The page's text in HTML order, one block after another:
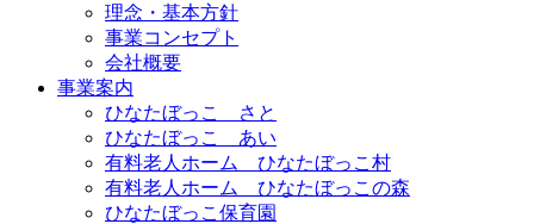
理念・基本方針
事業コンセプト
会社概要
事業案内
ひなたぼっこ さと
ひなたぼっこ あい
有料老人ホーム ひなたぼっこ村
有料老人ホーム ひなたぼっこの森
ひなたぼっこ保育園